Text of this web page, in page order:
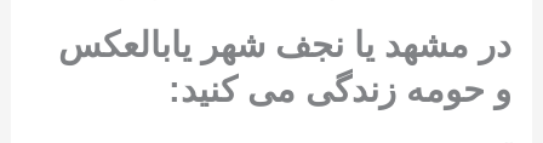
در مشهد یا نجف شهر یابالعکس
و حومه زندگی می کنید: